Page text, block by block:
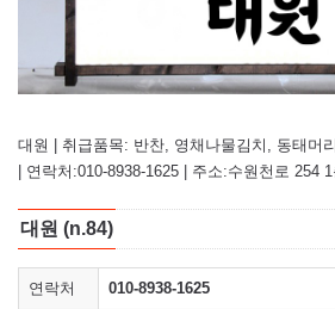
대원 | 취급품목: 반찬, 영채나물김치, 동태머
| 연락처:010-8938-1625 | 주소:수원천로 254
대원 (n.84)
연락처 010-8938-1625